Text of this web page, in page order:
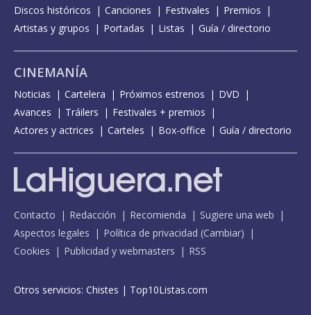
Discos históricos
Canciones Festivales
Premios
Artistas y grupos
Portadas Listas Guía / directorio
CINEMANÍA
Noticias Cartelera Próximos estrenos
DVD
Avances
Tráilers
Festivales + premios
Actores y actrices
Carteles Box-office Guía / directorio
Contacto Redacción Recomienda
Sugiere una web
Aspectos legales
Política de privacidad (Cambiar)
Cookies
Publicidad y webmasters RSS
Otros servicios: Chistes | Top10Listas.com